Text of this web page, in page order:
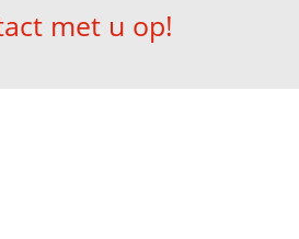
met u op!